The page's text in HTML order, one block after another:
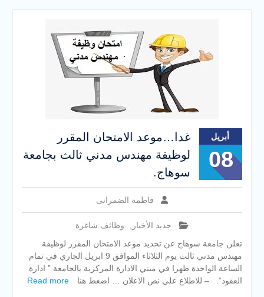
أبريل
08
غدا…موعد الامتحان المقرر
لوظيفة مهندس مدني ثالث بجامعة
سوهاج.
فاطمة الضمرانى
جديد الأخبار
وظائف شاغرة
تعلن جامعة سوهاج عن تحديد موعد الامتحان المقرر لوظيفة
مهندس مدني ثالث يوم الثلاثاء الموافق 9 ابريل الجاري في تمام
الساعة الواحدة ظهرا في مبني الادارة المركزية بالجامعة ” ادارة
العقود”. – للاطلاع علي نص الاعلان … اضغط هنا
Read more